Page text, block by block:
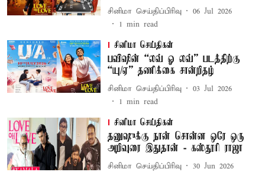
சினிமா செய்திப்பிரிவு
06 Jul 2026
1 min read
சினிமா செய்திகள்
பவிஷின் “லவ் ஓ லவ்” படத்திற்கு
“யு/ஏ” தணிக்கை சான்றிதழ்
சினிமா செய்திப்பிரிவு
03 Jul 2026
1 min read
சினிமா செய்திகள்
தனுஷுக்கு நான் சொன்ன ஒரே ஒரு
அறிவுரை இதுதான் - கஸ்தூரி ராஜா
சினிமா செய்திப்பிரிவு
30 Jun 2026